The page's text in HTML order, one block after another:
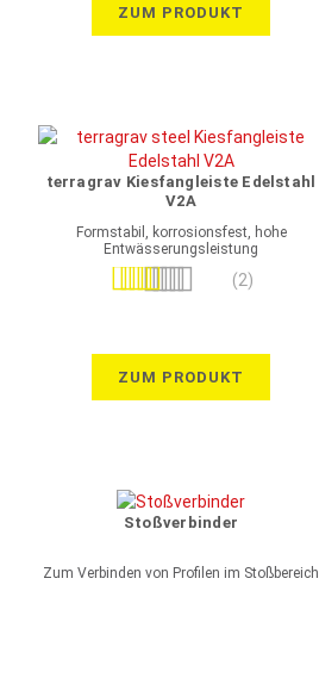
Stelzlager
ZUM PRODUKT
terragrav Kiesfangleiste Edelstahl
V2A
Formstabil, korrosionsfest, hohe
Entwässerungsleistung
Bewertung:
(2)
ZUM PRODUKT
Stoßverbinder
Zum Verbinden von Profilen im Stoßbereich